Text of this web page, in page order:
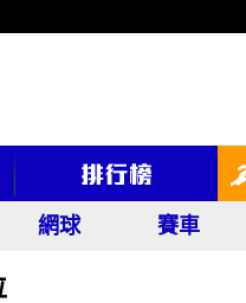
網球 賽車